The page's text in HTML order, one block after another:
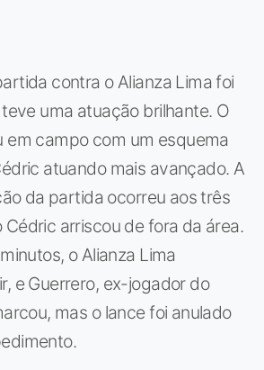
contra o Alianza Lima foi
uma atuação brilhante. O
em campo com um esquema
atuando mais avançado. A
da partida ocorreu aos três
arriscou de fora da área.
o Alianza Lima
e Guerrero, ex-jogador do
mas o lance foi anulado